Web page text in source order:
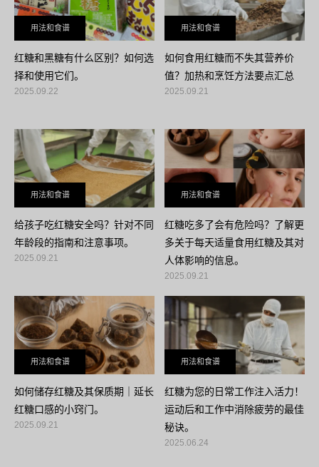
用法和食谱
红糖和黑糖有什么区别？如何选
择和使用它们。
2025.09.22
用法和食谱
如何食用红糖而不失其营养价
值？加热和烹饪方法要点汇总
2025.09.21
用法和食谱
给孩子吃红糖安全吗？针对不同
年龄段的指南和注意事项。
2025.09.21
用法和食谱
红糖吃多了会有危险吗？了解更
多关于每天适量食用红糖及其对
人体影响的信息。
2025.09.21
用法和食谱
如何储存红糖及其保质期｜延长
红糖口感的小窍门。
2025.09.21
用法和食谱
红糖为您的日常工作注入活力！
运动后和工作中消除疲劳的最佳
秘诀。
2025.06.24